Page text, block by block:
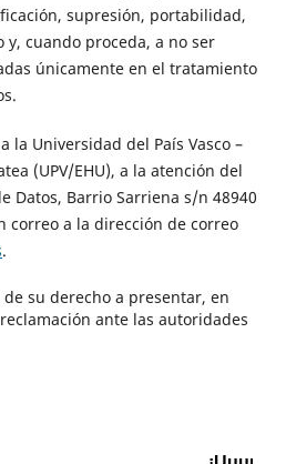
supresión, portabilidad,
cuando proceda, a no ser
únicamente en el tratamiento
la Universidad del País Vasco –
(UPV/EHU), a la atención del
Datos, Barrio Sarriena s/n 48940
correo a la dirección de correo
.
su derecho a presentar, en
ante las autoridades